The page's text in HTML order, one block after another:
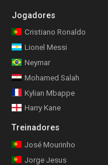
Jogadores
Cristiano Ronaldo
Lionel Messi
Neymar
Mohamed Salah
Kylian Mbappe
Harry Kane
Treinadores
José Mourinho
Jorge Jesus